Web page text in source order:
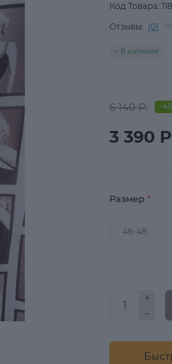
Код Товара:
Отзывы: (0)
В наличии
6 140 Р. -
3 390
Размер *
46-48